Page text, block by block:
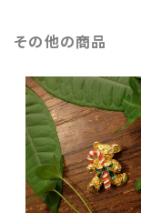
その他の商品